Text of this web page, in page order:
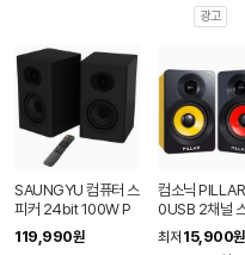
광고
SAUNGYU 컴퓨터 스
피커 24bit 100W P
C 블루투스 게이밍 BK
4020D 3세대
119,990원
컴소닉
0USB 2채널
최저 15,900원